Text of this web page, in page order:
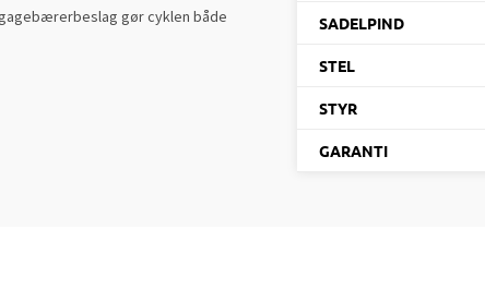
gør cyklen både
SADELPIND
STEL
STYR
GARANTI